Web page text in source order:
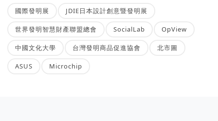
國際發明展 JDIE日本設計創意暨發明展
世界發明智慧財產聯盟總會 SocialLab OpView
中國文化大學 台灣發明商品促進協會 北市圖
ASUS Microchip